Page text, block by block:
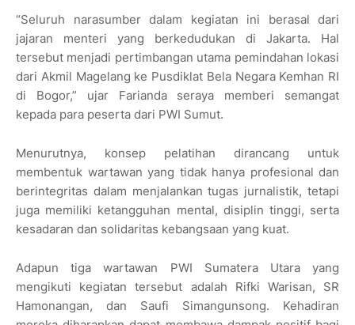
“Seluruh narasumber dalam kegiatan ini berasal dari
jajaran menteri yang berkedudukan di Jakarta. Hal
tersebut menjadi pertimbangan utama pemindahan lokasi
dari Akmil Magelang ke Pusdiklat Bela Negara Kemhan RI
di Bogor,” ujar Farianda seraya memberi semangat
kepada para peserta dari PWI Sumut.
Menurutnya, konsep pelatihan dirancang untuk
membentuk wartawan yang tidak hanya profesional dan
berintegritas dalam menjalankan tugas jurnalistik, tetapi
juga memiliki ketangguhan mental, disiplin tinggi, serta
kesadaran dan solidaritas kebangsaan yang kuat.
Adapun tiga wartawan PWI Sumatera Utara yang
mengikuti kegiatan tersebut adalah Rifki Warisan, SR
Hamonangan, dan Saufi Simangunsong. Kehadiran